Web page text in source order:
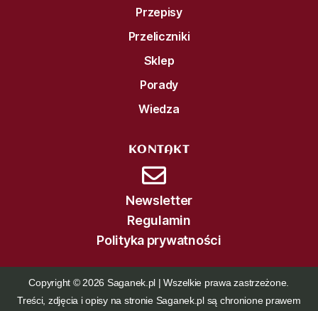
Przepisy
Przeliczniki
Sklep
Porady
Wiedza
KONTAKT
Newsletter
Regulamin
Polityka prywatności
Copyright © 2026 Saganek.pl | Wszelkie prawa zastrzeżone.
Treści, zdjęcia i opisy na stronie Saganek.pl są chronione prawem